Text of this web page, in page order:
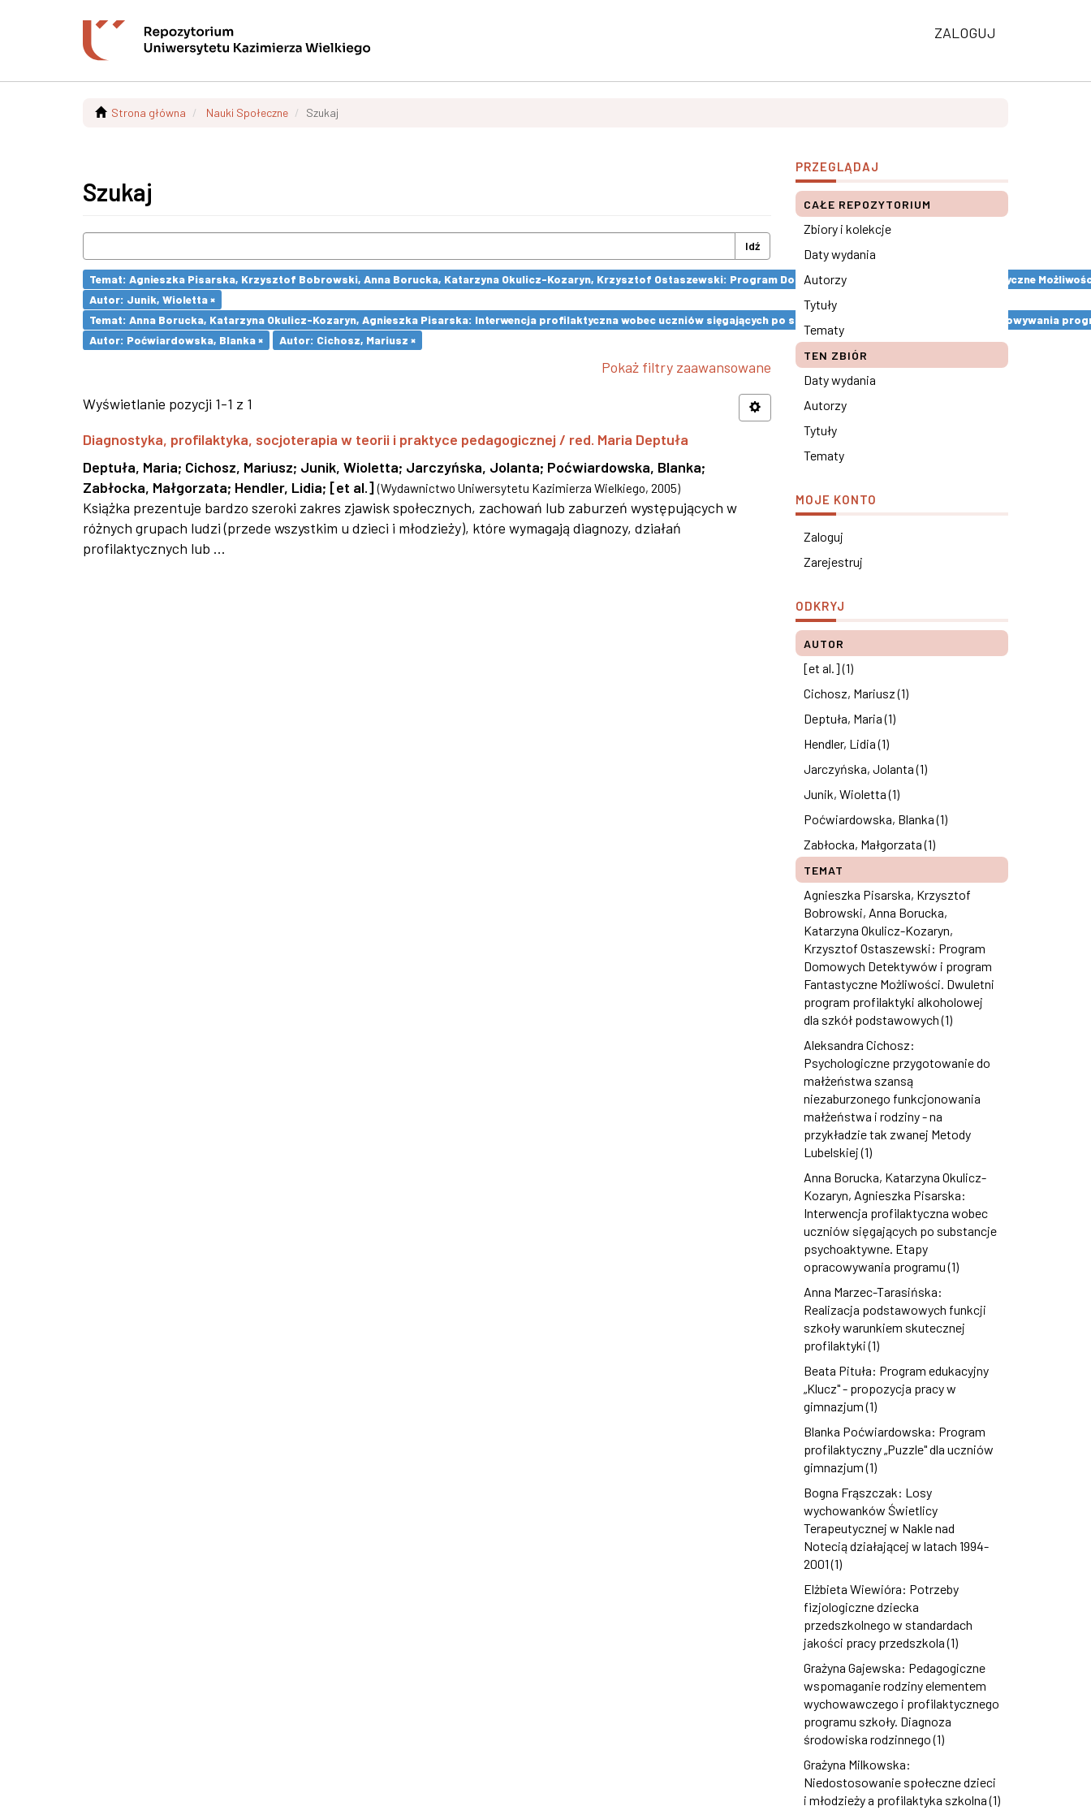
ZALOGUJ
Strona główna Nauki Społeczne Szukaj
Szukaj
Idź
Temat: Agnieszka Pisarska, Krzysztof Bobrowski, Anna Borucka, Katarzyna Okulicz-Kozaryn, Krzysztof Ostaszewski: Program Domowych Detektywów i program Fantastyczne
Autor: Junik, Wioletta ×
Temat: Anna Borucka, Katarzyna Okulicz-Kozaryn, Agnieszka Pisarska: Interwencja profilaktyczna wobec uczniów sięgających po substancje psychoaktywne. Etapy opracowywania
Autor: Poćwiardowska, Blanka ×
Autor: Cichosz, Mariusz ×
Pokaż filtry zaawansowane
Wyświetlanie pozycji 1-1 z 1
Diagnostyka, profilaktyka, socjoterapia w teorii i praktyce pedagogicznej / red. Maria Deptuła
Deptuła, Maria; Cichosz, Mariusz; Junik, Wioletta; Jarczyńska, Jolanta; Poćwiardowska, Blanka;
Zabłocka, Małgorzata; Hendler, Lidia; [et al.] (Wydawnictwo Uniwersytetu Kazimierza Wielkiego, 2005)
Książka prezentuje bardzo szeroki zakres zjawisk społecznych, zachowań lub zaburzeń występujących w
różnych grupach ludzi (przede wszystkim u dzieci i młodzieży), które wymagają diagnozy, działań
profilaktycznych lub ...
PRZEGLĄDAJ
CAŁE REPOZYTORIUM
Zbiory i kolekcje
Daty wydania
Autorzy
Tytuły
Tematy
TEN ZBIÓR
Daty wydania
Autorzy
Tytuły
Tematy
MOJE KONTO
Zaloguj
Zarejestruj
ODKRYJ
AUTOR
[et al.] (1)
Cichosz, Mariusz (1)
Deptuła, Maria (1)
Hendler, Lidia (1)
Jarczyńska, Jolanta (1)
Junik, Wioletta (1)
Poćwiardowska, Blanka (1)
Zabłocka, Małgorzata (1)
TEMAT
Agnieszka Pisarska, Krzysztof
Bobrowski, Anna Borucka,
Katarzyna Okulicz-Kozaryn,
Krzysztof Ostaszewski: Program
Domowych Detektywów i program
Fantastyczne Możliwości. Dwuletni
program profilaktyki alkoholowej
dla szkół podstawowych (1)
Aleksandra Cichosz:
Psychologiczne przygotowanie do
małżeństwa szansą
niezaburzonego funkcjonowania
małżeństwa i rodziny - na
przykładzie tak zwanej Metody
Lubelskiej (1)
Anna Borucka, Katarzyna Okulicz-
Kozaryn, Agnieszka Pisarska:
Interwencja profilaktyczna wobec
uczniów sięgających po substancje
psychoaktywne. Etapy
opracowywania programu (1)
Anna Marzec-Tarasińska:
Realizacja podstawowych funkcji
szkoły warunkiem skutecznej
profilaktyki (1)
Beata Pituła: Program edukacyjny
„Klucz" - propozycja pracy w
gimnazjum (1)
Blanka Poćwiardowska: Program
profilaktyczny „Puzzle" dla uczniów
gimnazjum (1)
Bogna Frąszczak: Losy
wychowanków Świetlicy
Terapeutycznej w Nakle nad
Notecią działającej w latach 1994-
2001 (1)
Elżbieta Wiewióra: Potrzeby
fizjologiczne dziecka
przedszkolnego w standardach
jakości pracy przedszkola (1)
Grażyna Gajewska: Pedagogiczne
wspomaganie rodziny elementem
wychowawczego i profilaktycznego
programu szkoły. Diagnoza
środowiska rodzinnego (1)
Grażyna Milkowska:
Niedostosowanie społeczne dzieci
i młodzieży a profilaktyka szkolna (1)